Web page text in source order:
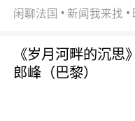
闲聊法国 新闻我来找
《岁月河畔的沉思
郎峰（巴黎）